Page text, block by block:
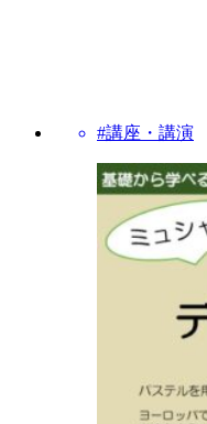
#講座・講演